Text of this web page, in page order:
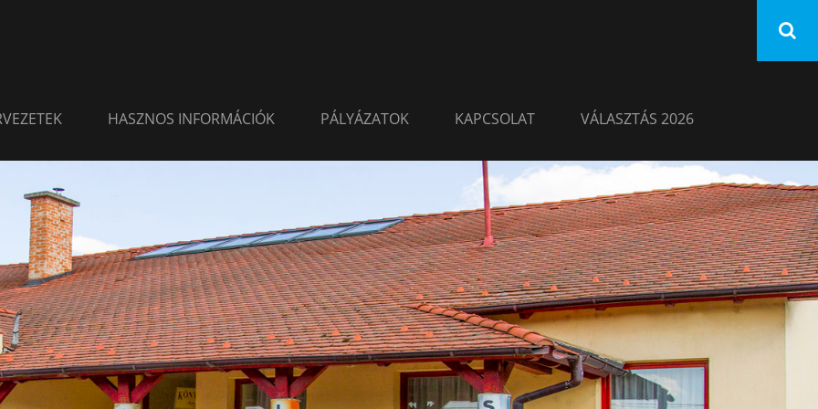
HASZNOS INFORMÁCIÓK PÁLYÁZATOK KAPCSOLAT VÁLASZTÁS 2026